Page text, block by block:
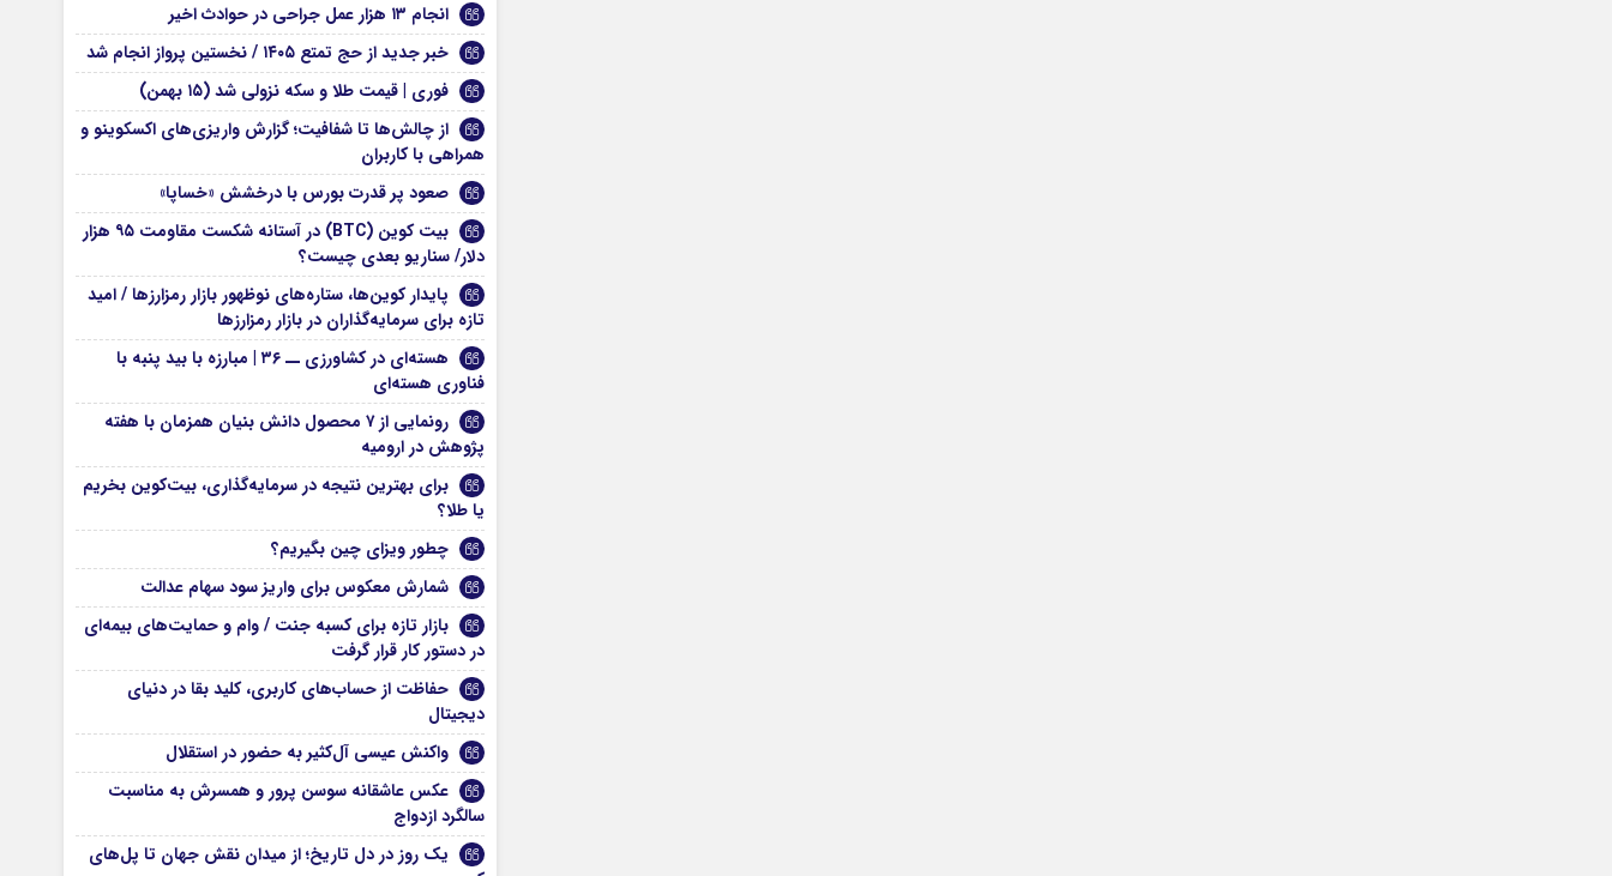
انجام ۱۳ هزار عمل جراحی در حوادث اخیر
خبر جدید از حج تمتع ۱۴۰۵ / نخستین پرواز انجام شد
فوری | قیمت طلا و سکه نزولی شد (۱۵ بهمن)
از چالش‌ها تا شفافیت؛ گزارش واریزی‌های اکسکوینو و
همراهی با کاربران
صعود پر قدرت بورس با درخشش «خساپا»
بیت‌ کوین (BTC) در آستانه شکست مقاومت ۹۵ هزار
دلار/ سناریو بعدی چیست؟
پایدار کوین‌ها، ستاره‌های نوظهور بازار رمزارزها / امید
تازه برای سرمایه‌گذاران در بازار رمزارزها
هسته‌ای در کشاورزی ــ ۳۶ | مبارزه با بید پنبه با
فناوری هسته‌ای
رونمایی از ۷ محصول دانش بنیان همزمان با هفته
پژوهش در ارومیه
برای بهترین نتیجه در سرمایه‌گذاری، بیت‌کوین بخریم
یا طلا؟
چطور ویزای چین بگیریم؟
شمارش معکوس برای واریز سود سهام عدالت
بازار تازه برای کسبه جنت / وام و حمایت‌های بیمه‌ای
در دستور کار قرار گرفت
حفاظت از حساب‌های کاربری، کلید بقا در دنیای
دیجیتال
واکنش عیسی آل‌کثیر به حضور در استقلال
عکس عاشقانه سوسن پرور و همسرش به مناسبت
سالگرد ازدواج
یک روز در دل تاریخ؛ از میدان نقش جهان تا پل‌های